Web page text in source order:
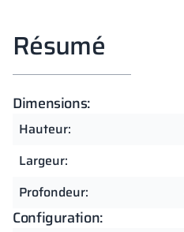
Résumé
Dimensions:
Hauteur:
Largeur:
Profondeur:
Configuration: